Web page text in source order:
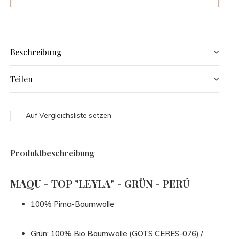
Beschreibung
Teilen
Auf Vergleichsliste setzen
Produktbeschreibung
MAQU - TOP "LEYLA" - GRÜN - PERÚ
100% Pima-Baumwolle
Grün: 100% Bio Baumwolle (GOTS CERES-076) /